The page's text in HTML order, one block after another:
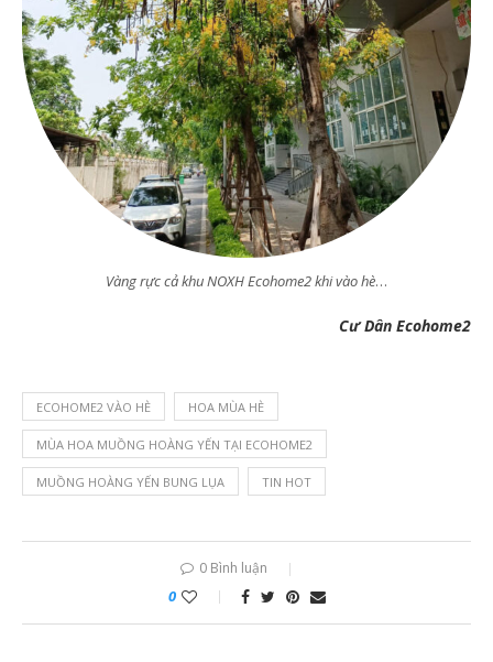
Vàng rực cả khu NOXH Ecohome2 khi vào hè…
Cư Dân Ecohome2
ECOHOME2 VÀO HÈ HOA MÙA HÈ
MÙA HOA MUỒNG HOÀNG YẾN TẠI ECOHOME2
MUỒNG HOÀNG YẾN BUNG LỤA TIN HOT
0 Bình luận
0